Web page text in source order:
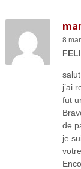
8
salut
j’ai
fut
de
je